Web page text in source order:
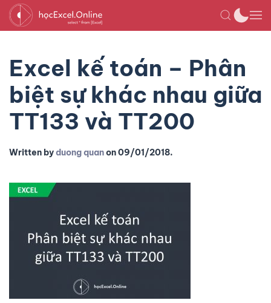
Excel kế toán – Phân
biệt sự khác nhau giữa
TT133 và TT200
Written byduong quanon09/01/2018.